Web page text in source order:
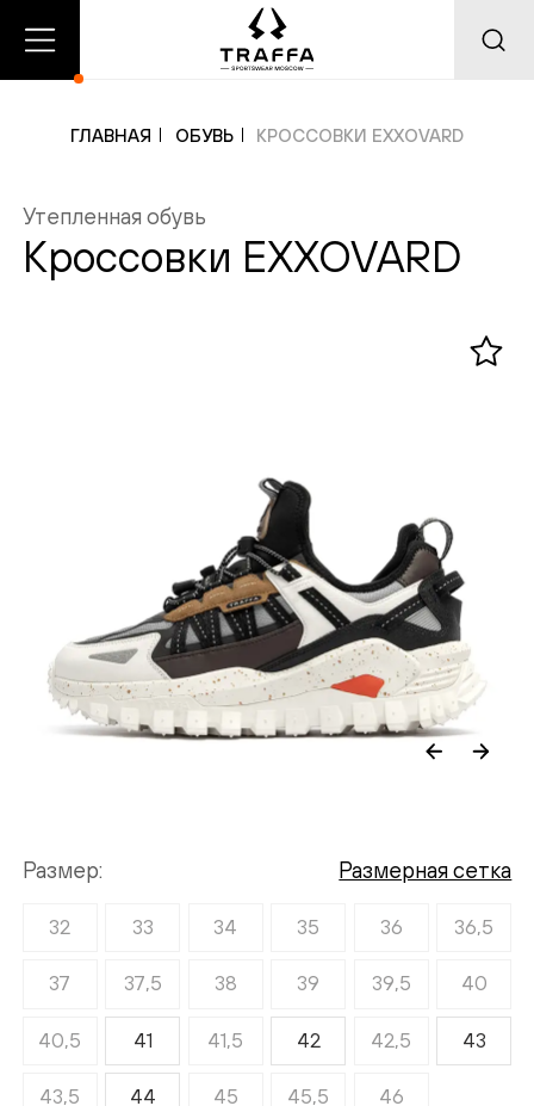
Каталог
О
ГЛАВНАЯ ОБУВЬ КРОССОВКИ EXXOVARD
Утепленная обувь
Кроссовки EXXOVARD
Размер Размерная сетка
32 33 34 35 36 36,5
37 37,5 38 39 39,5 40
40,5 41 41,5 42 42,5 43
43,5 44 45 45,5 46
Добавлено в корзину
Добавлено в избранное